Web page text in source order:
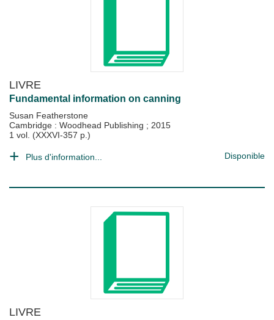
LIVRE
Fundamental information on canning
Susan Featherstone
Cambridge : Woodhead Publishing ; 2015
1 vol. (XXXVI-357 p.)
Plus d'information... Disponible
LIVRE